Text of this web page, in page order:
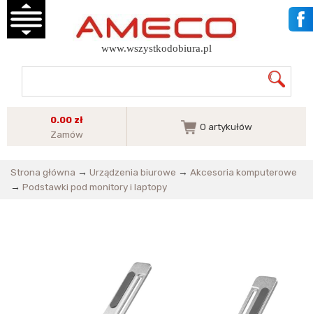
www.wszystkodobiura.pl
0.00 zł
Zamów
0 artykułów
Strona główna → Urządzenia biurowe → Akcesoria komputerowe
→ Podstawki pod monitory i laptopy